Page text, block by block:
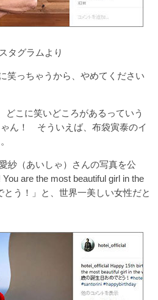
タグラムより
笑っちゃうから、やめてください
こに笑いどころがあるっていう
ん！ そういえば、布袋寅泰のイ
紗（あいしゃ）さんの写真を公
are the most beautiful girl in the
う！」と、世界一美しい女性だと